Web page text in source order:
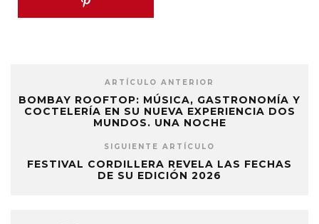
ARTÍCULO ANTERIOR
BOMBAY ROOFTOP: MÚSICA, GASTRONOMÍA Y
COCTELERÍA EN SU NUEVA EXPERIENCIA DOS
MUNDOS. UNA NOCHE
SIGUIENTE ARTÍCULO
FESTIVAL CORDILLERA REVELA LAS FECHAS
DE SU EDICIÓN 2026